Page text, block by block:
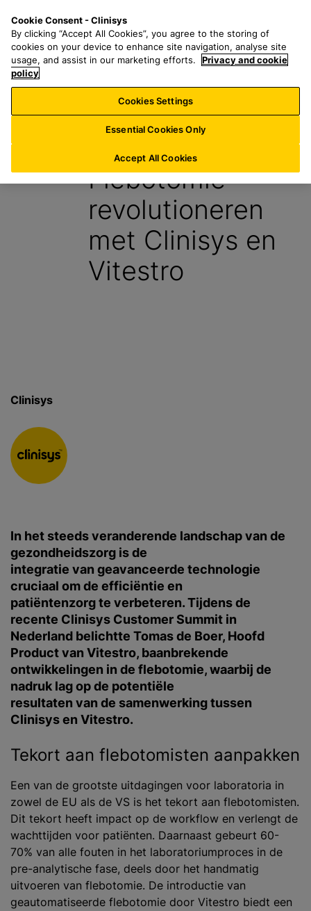
a
r
h
f
o
:
n
u
Flebotomie
revolutioneren
met Clinisys en
Vitestro
Clinisys
In het steeds veranderende landschap van de
gezondheidszorg is de
integratie van geavanceerde technologie
cruciaal om de efficiëntie en
patiëntenzorg te verbeteren. Tijdens de
recente Clinisys Customer Summit in
Nederland belichtte Tomas de Boer, Hoofd
Product van Vitestro, baanbrekende
ontwikkelingen in de flebotomie, waarbij de
nadruk lag op de potentiële
resultaten van de samenwerking tussen
Clinisys en Vitestro.
Tekort aan flebotomisten aanpakken
Een van de grootste uitdagingen voor laboratoria in
zowel de EU als de VS is het tekort aan flebotomisten.
Dit tekort heeft impact op de workflow en verlengt de
wachttijden voor patiënten. Daarnaast gebeurt 60-
70% van alle fouten in het laboratoriumproces in de
pre-analytische fase, deels door het handmatig
uitvoeren van flebotomie. De introductie van
geautomatiseerde flebotomie door Vitestro biedt een
Cookie Consent - Clinisys
By clicking “Accept All Cookies”, you agree to the storing of
cookies on your device to enhance site navigation, analyse site
usage, and assist in our marketing efforts.
Privacy and cookie
policy
Cookies Settings
Essential Cookies Only
Accept All Cookies